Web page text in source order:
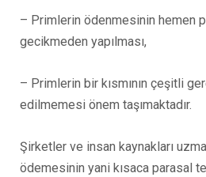
– Primlerin ödenmesinin hemen
gecikmeden yapılması,
– Primlerin bir kısmının çeşitli
edilmemesi önem taşımaktadır.
Şirketler ve insan kaynakları
ödemesinin yani kısaca parasal